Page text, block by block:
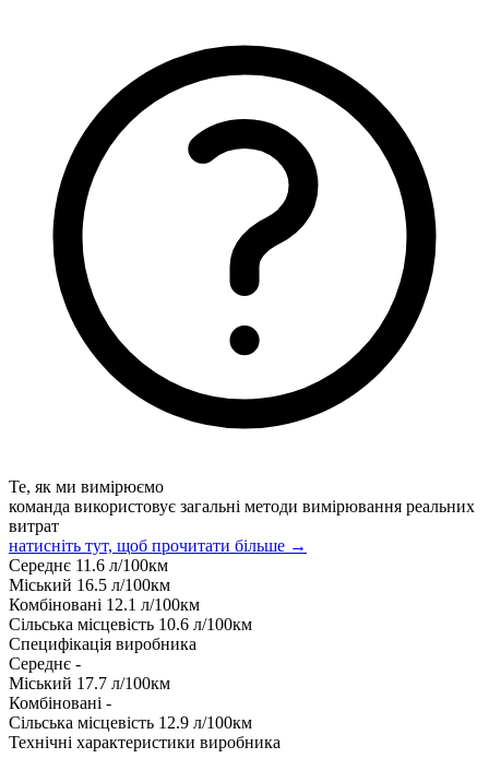
Те, як ми вимірюємо
команда використовує загальні методи вимірювання реальних
витрат
натисніть тут, щоб прочитати більше →
Середнє 11.6 л/100км
Міський 16.5 л/100км
Комбіновані 12.1 л/100км
Сільська місцевість 10.6 л/100км
Специфікація виробника
Середнє -
Міський 17.7 л/100км
Комбіновані -
Сільська місцевість 12.9 л/100км
Технічні характеристики виробника